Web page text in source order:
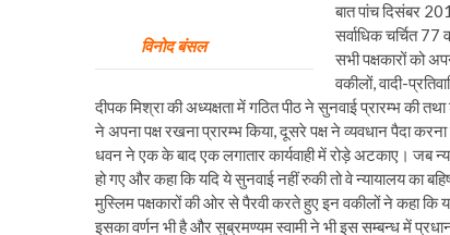
विनोद बंसल
बात पांच दिसंबर
सर्वाधिक चर्चित
सभी पक्षकारों को
वकीलों, वादी-
दीपक मिश्रा की अध्यक्षता में गठित पीठ ने सुनवाई प्रारम्भ की
ने अपना पक्ष रखना प्रारम्भ किया, दूसरे पक्ष ने व्यवधान पैदा
धवन ने एक के बाद एक लगातार कार्यवाही में रोड़े अटकाए। जब
हो गए और कहा कि यदि ये सुनवाई नहीं रुकी तो वे न्यायालय का
मुस्लिम पक्षकारों की ओर से पैरवी करते हुए इन वकीलों ने कहा कि
इसका वर्णन भी है और सुब्रमण्यम स्वामी ने भी इस सम्बन्ध में